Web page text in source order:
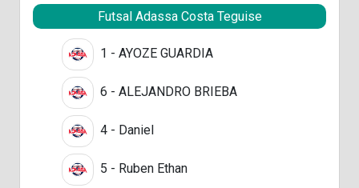
Futsal Adassa Costa Teguise
1 - AYOZE GUARDIA
6 - ALEJANDRO BRIEBA
4 - Daniel
5 - Ruben Ethan